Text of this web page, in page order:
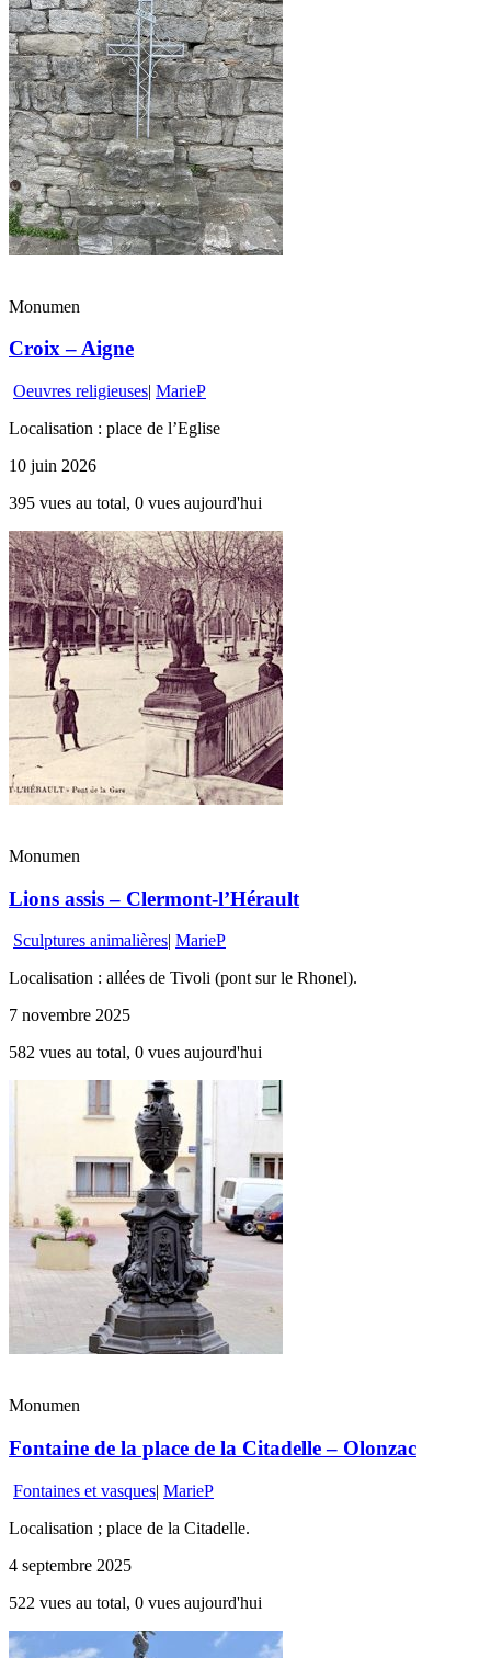
Monumen
Croix – Aigne
Oeuvres religieuses| MarieP
Localisation : place de l’Eglise
10 juin 2026
395 vues au total, 0 vues aujourd'hui
Monumen
Lions assis – Clermont-l’Hérault
Sculptures animalières| MarieP
Localisation : allées de Tivoli (pont sur le Rhonel).
7 novembre 2025
582 vues au total, 0 vues aujourd'hui
Monumen
Fontaine de la place de la Citadelle – Olonzac
Fontaines et vasques| MarieP
Localisation ; place de la Citadelle.
4 septembre 2025
522 vues au total, 0 vues aujourd'hui